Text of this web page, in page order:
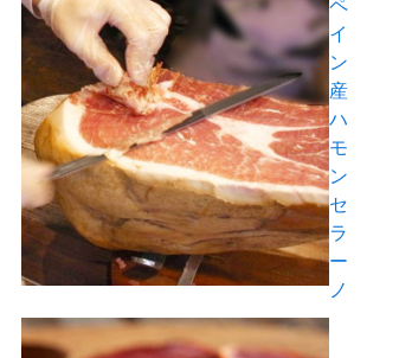
イ
ン
産
ハ
モ
ン
セ
ラ
ー
ノ